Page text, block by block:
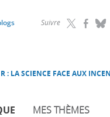
Suivre
: LA SCIENCE FACE AUX
MES THÈMES